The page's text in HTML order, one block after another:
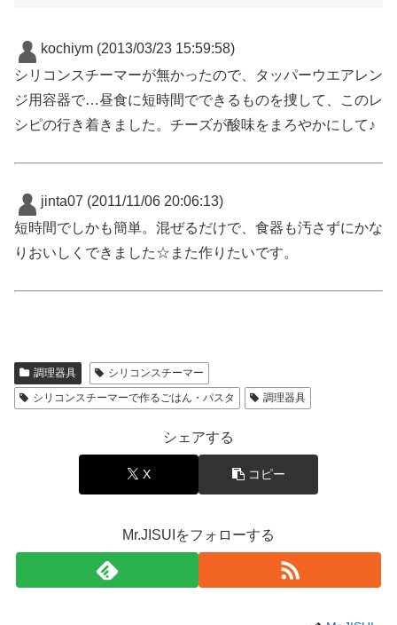
kochiym (2013/03/23 15:59:58)
シリコンスチーマーが無かったので、タッパーウエアレン
ジ用容器で…昼食に短時間でできるものを捜して、このレ
シピの行き着きました。チーズが酸味をまろやかにして♪
jinta07 (2011/11/06 20:06:13)
短時間でしかも簡単。混ぜるだけで、食器も汚さずにかな
りおいしくできました☆また作りたいです。
調理器具
シリコンスチーマー
シリコンスチーマーで作るごはん・パスタ
調理器具
シェアする
X コピー
Mr.JISUIをフォローする